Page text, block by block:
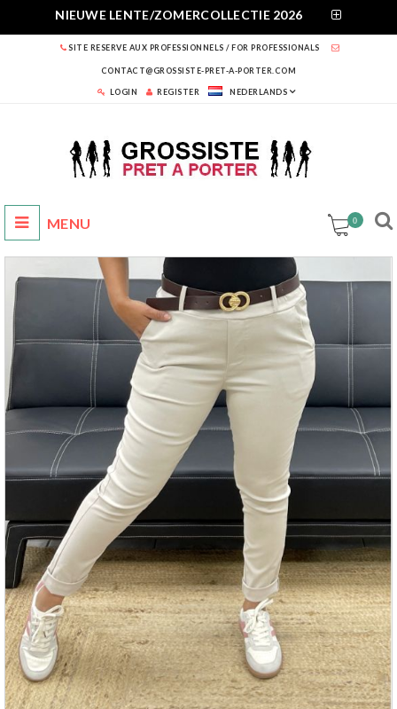
NIEUWE LENTE/ZOMERCOLLECTIE 2026
SITE RESERVE AUX PROFESSIONNELS / FOR PROFESSIONALS
CONTACT@GROSSISTE-PRET-A-PORTER.COM
LOGIN REGISTER NEDERLANDS
0